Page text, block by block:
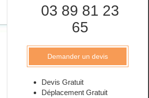
03 89 81 23
65
Demander un devis
Devis Gratuit
Déplacement Gratuit